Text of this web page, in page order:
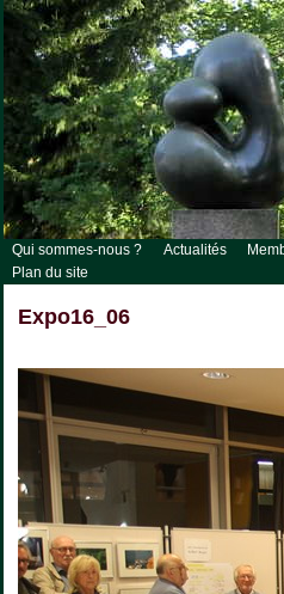
Qui sommes-nous ? Actualités
Plan du site
Expo16_06